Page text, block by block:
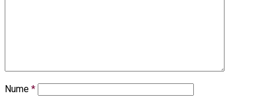
Nume *